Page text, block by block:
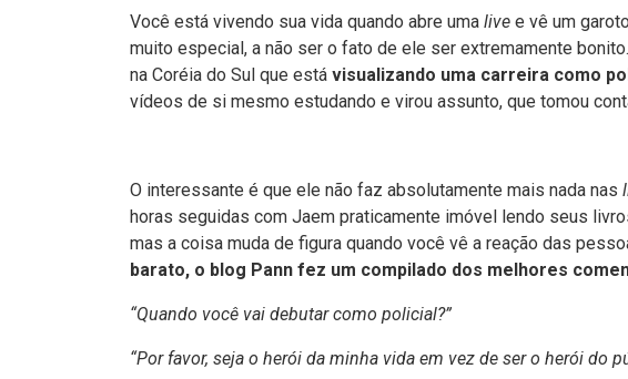
Você está vivendo sua vida quando abre uma live e vê um
muito especial, a não ser o fato de ele ser extremamente bonito.
na Coréia do Sul que está visualizando uma carreira como
vídeos de si mesmo estudando e virou assunto, que tomou
O interessante é que ele não faz absolutamente mais nada nas
horas seguidas com Jaem praticamente imóvel lendo seus
mas a coisa muda de figura quando você vê a reação das
barato, o blog Pann fez um compilado dos melhores
“Quando você vai debutar como policial?”
“Por favor, seja o herói da minha vida em vez de ser o herói do